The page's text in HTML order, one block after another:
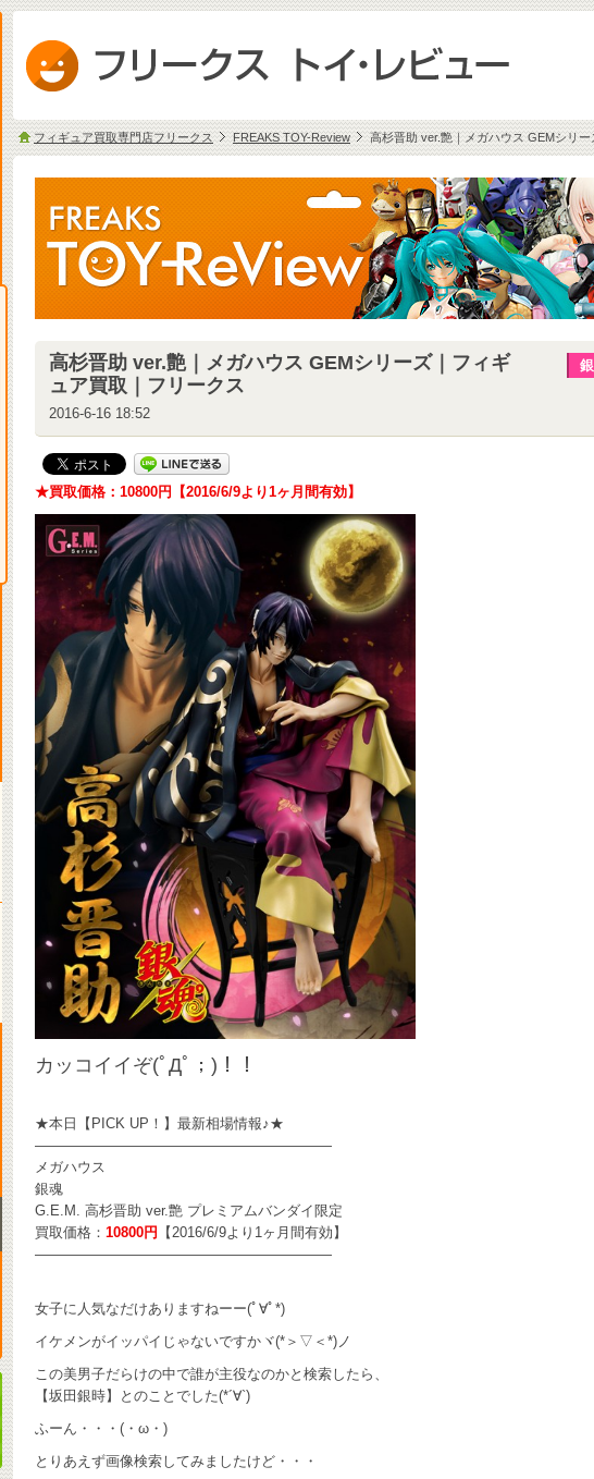
フィギュア買取専門店フリークス FREAKS TOY-Review 高杉晋助 ver.艶｜メガハウス GEMシリ
高杉晋助 ver.艶｜メガハウス GEMシリーズ｜フィギ
ュア買取｜フリークス
2016-6-16 18:52
★買取価格：10800円【2016/6/9より1ヶ月間有効】
カッコイイぞ(ﾟДﾟ；)！！
★本日【PICK UP！】最新相場情報♪★
—————————————————————
メガハウス
銀魂
G.E.M. 高杉晋助 ver.艶 プレミアムバンダイ限定
買取価格： 10800円
【2016/6/9より1ヶ月間有効】
—————————————————————
女子に人気なだけありますねーー(ﾟ∀ﾟ*)
イケメンがイッパイじゃないですかヾ(*＞▽＜*)ノ
この美男子だらけの中で誰が主役なのかと検索したら、
【坂田銀時】とのことでした(*´∀`)
ふーん・・・(・ω・)
とりあえず画像検索してみましたけど・・・